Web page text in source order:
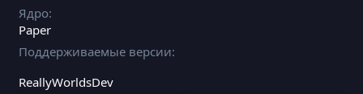
Ядро
Paper
Поддерживаемые версии
ReallyWorldsDev